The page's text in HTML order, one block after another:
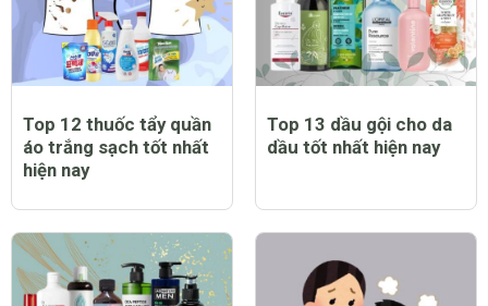
Top 12 thuốc tẩy quần
áo trắng sạch tốt nhất
hiện nay
Top 13 dầu gội cho da
dầu tốt nhất hiện nay